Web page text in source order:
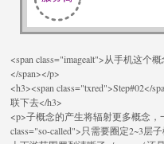
<span class="imagealt">从手机这个
</span></p>
<h3><span class="txred">Step#02</
联下去</h3>
<p>子概念的产生将辐射更多概念，
class="so-called">只需要圈定2~3层